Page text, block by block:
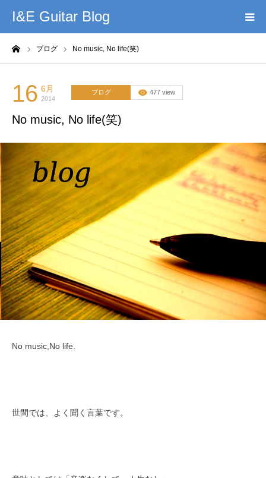
I&E Guitar Blog
ブログ No music, No life(笑)
16 6月
2014
ブログ 477 view
No music, No life(笑)
No music,No life.
世間では、よく聞く言葉です。
HOME
プロフィール
このブログの理念
YouTube
記事まとめ
お問い合わせ